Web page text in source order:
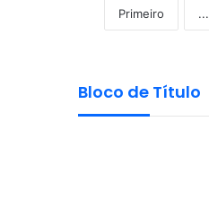
Primeiro ...
Bloco de Título